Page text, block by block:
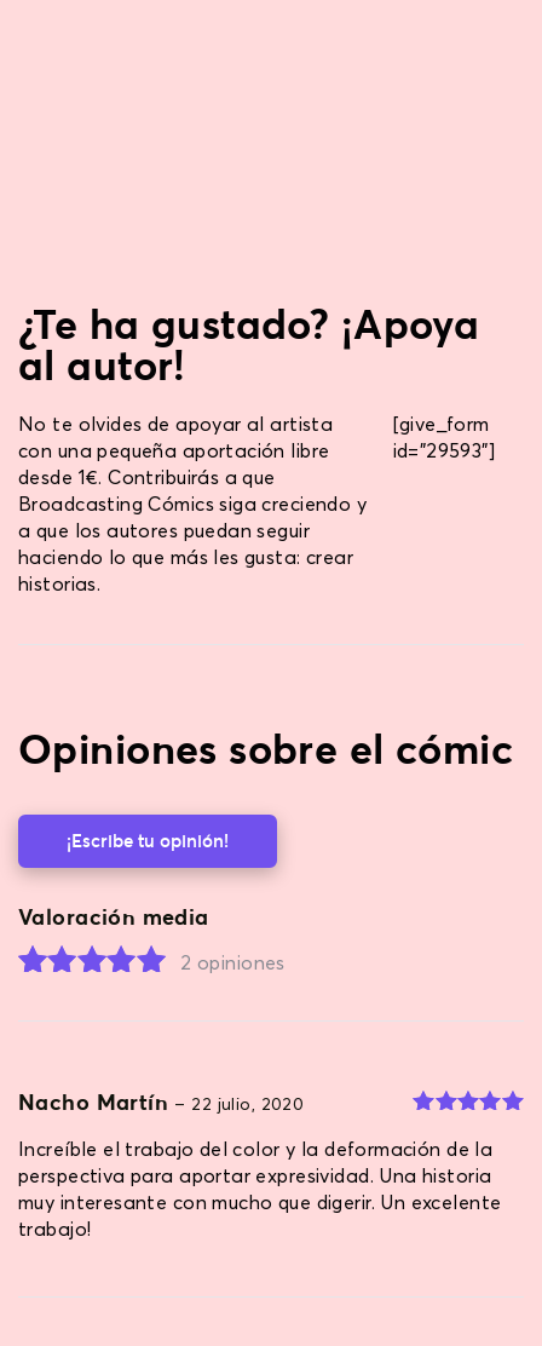
¿Te ha gustado? ¡Apoya
al autor!
No te olvides de apoyar al artista
con una pequeña aportación libre
desde 1€. Contribuirás a que
Broadcasting Cómics siga creciendo y
a que los autores puedan seguir
haciendo lo que más les gusta: crear
historias.
[give_form
id="29593"]
Opiniones sobre el cómic
¡Escribe tu opinión!
Valoración media
out of 5
ratings
2 opiniones
en 5 de 5
Nacho Martín – 22 julio, 2020
Increíble el trabajo del color y la deformación de la
perspectiva para aportar expresividad. Una historia
muy interesante con mucho que digerir. Un excelente
trabajo!